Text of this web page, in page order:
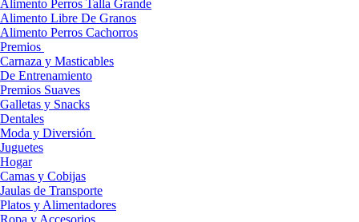
Alimento Perros Talla Grande
Alimento Libre De Granos
Alimento Perros Cachorros
Premios
Carnaza y Masticables
De Entrenamiento
Premios Suaves
Galletas y Snacks
Dentales
Moda y Diversión
Juguetes
Hogar
Camas y Cobijas
Jaulas de Transporte
Platos y Alimentadores
Ropa y Accesorios